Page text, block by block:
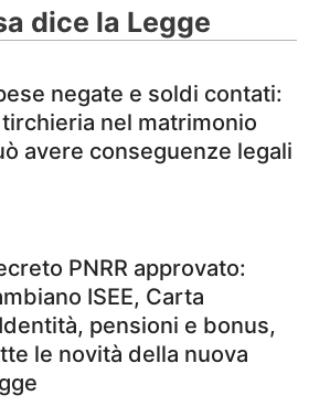
dice la Legge
negate e soldi contati:
tirchieria nel matrimonio
avere conseguenze legali
PNRR approvato:
ISEE, Carta
pensioni e bonus,
le novità della nuova